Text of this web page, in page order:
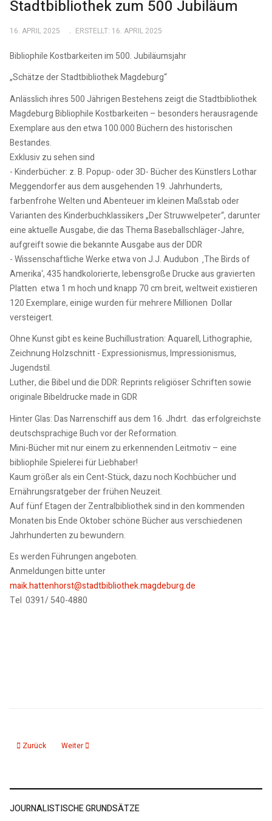
Stadtbibliothek zum 500 Jubiläum
16. APRIL 2025 ERSTELLT: 16. APRIL 2025
Bibliophile Kostbarkeiten im 500. Jubiläumsjahr
„Schätze der Stadtbibliothek Magdeburg“
Anlässlich ihres 500 Jährigen Bestehens zeigt die Stadtbibliothek
Magdeburg Bibliophile Kostbarkeiten – besonders herausragende
Exemplare aus den etwa 100.000 Büchern des historischen
Bestandes.
Exklusiv zu sehen sind
- Kinderbücher: z. B. Popup- oder 3D- Bücher des Künstlers Lothar
Meggendorfer aus dem ausgehenden 19. Jahrhunderts,
farbenfrohe Welten und Abenteuer im kleinen Maßstab oder
Varianten des Kinderbuchklassikers „Der Struwwelpeter“, darunter
eine aktuelle Ausgabe, die das Thema Baseballschläger-Jahre,
aufgreift sowie die bekannte Ausgabe aus der DDR
- Wissenschaftliche Werke etwa von J.J. Audubon ‚The Birds of
Amerika‘, 435 handkolorierte, lebensgroße Drucke aus gravierten
Platten etwa 1 m hoch und knapp 70 cm breit, weltweit existieren
120 Exemplare, einige wurden für mehrere Millionen Dollar
versteigert.
Ohne Kunst gibt es keine Buchillustration: Aquarell, Lithographie,
Zeichnung Holzschnitt - Expressionismus, Impressionismus,
Jugendstil.
Luther, die Bibel und die DDR: Reprints religiöser Schriften sowie
originale Bibeldrucke made in GDR
Hinter Glas: Das Narrenschiff aus dem 16. Jhdrt. das erfolgreichste
deutschsprachige Buch vor der Reformation.
Mini-Bücher mit nur einem zu erkennenden Leitmotiv – eine
bibliophile Spielerei für Liebhaber!
Kaum größer als ein Cent-Stück, dazu noch Kochbücher und
Ernährungsratgeber der frühen Neuzeit.
Auf fünf Etagen der Zentralbibliothek sind in den kommenden
Monaten bis Ende Oktober schöne Bücher aus verschiedenen
Jahrhunderten zu bewundern.
Es werden Führungen angeboten.
Anmeldungen bitte unter
maik.hattenhorst@stadtbibliothek.magdeburg.de
Tel 0391/ 540-4880
Vorheriger Beitrag: 17.04.25: Querung für Fuß und Radverkehr über den
Zurück Nächster Beitrag: 14.04.25: MVB Fahrplanänderung wegen
Weiter
JOURNALISTISCHE GRUNDSÄTZE